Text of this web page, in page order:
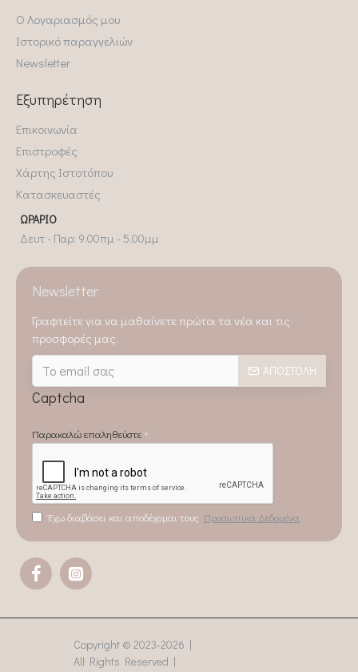
Ο Λογαριασμός μου
Ιστορικό παραγγελιών
Newsletter
Εξυπηρέτηση
Επικοινωνία
Επιστροφές
Χάρτης Ιστοτόπου
Κατασκευαστές
ΩΡΆΡΙΟ
Δευτ - Παρ: 9.00πμ - 5.00μμ
Newsletter
Γραφτείτε για να μαθαίνετε πρώτοι τα νέα και τις
προσφορές μας.
ΑΠΟΣΤΟΛΉ
Captcha
Παρακαλώ επαληθεύστε
Έχω διαβάσει και αποδέχομαι τους Προσωπικά Δεδομένα
Copyright © 2023-2026 |
All Rights Reserved |